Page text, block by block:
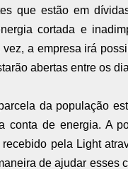
que estão em
cortada e
a empresa irá
abertas entre os
da população
conta de energia. A
pela Light
de ajudar esses